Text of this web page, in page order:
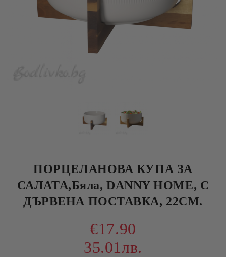
ПОРЦЕЛАНОВА КУПА ЗА
САЛАТА,Бяла, DANNY HOME, С
ДЪРВЕНА ПОСТАВКА, 22СМ.
€17.90
35.01лв.